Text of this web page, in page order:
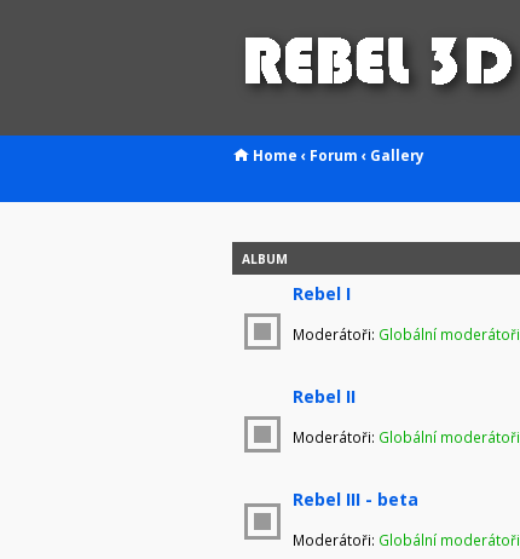
Home ‹ Forum ‹ Gallery
ALBUM
Rebel I
Moderátoři: Globální moderátoři
Rebel II
Moderátoři: Globální moderátoři
Rebel III - beta
Moderátoři: Globální moderátoři